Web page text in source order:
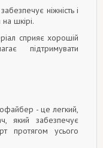
ніжність і
шкірі.
сприяє хорошій
підтримувати
- це легкий,
який забезпечує
протягом усього